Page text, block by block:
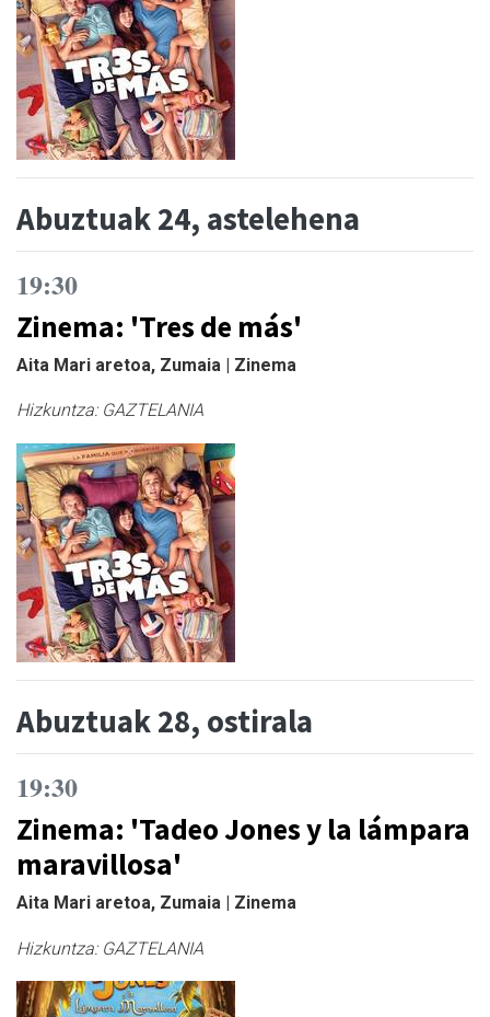
Abuztuak 24, astelehena
19:30
Zinema: 'Tres de más'
Aita Mari aretoa, Zumaia | Zinema
Hizkuntza: GAZTELANIA
Abuztuak 28, ostirala
19:30
Zinema: 'Tadeo Jones y la lámpara
maravillosa'
Aita Mari aretoa, Zumaia | Zinema
Hizkuntza: GAZTELANIA